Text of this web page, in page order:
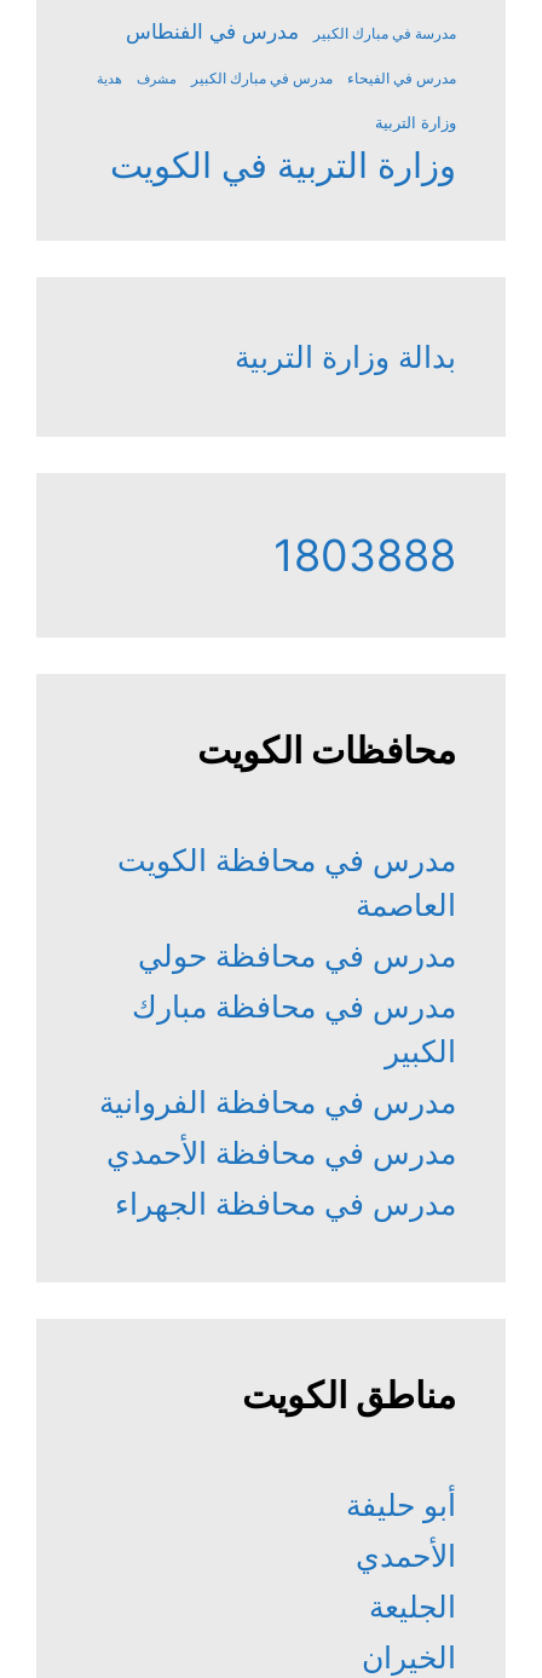
مدرسة في مبارك الكبير مدرس في الفنطاس
مدرس في الفيحاء مدرس في مبارك الكبير مشرف هدية
وزارة التربية
وزارة التربية في الكويت
بدالة وزارة التربية
1803888
محافظات الكويت
مدرس في محافظة الكويت
العاصمة
مدرس في محافظة حولي
مدرس في محافظة مبارك
الكبير
مدرس في محافظة الفروانية
مدرس في محافظة الأحمدي
مدرس في محافظة الجهراء
مناطق الكويت
أبو حليفة
الأحمدي
الجليعة
الخيران